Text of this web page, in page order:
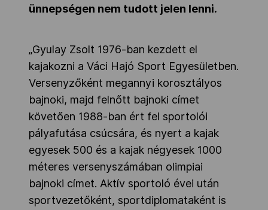
ünnepségen nem tudott jelen lenni.
„Gyulay Zsolt 1976-ban kezdett el
kajakozni a Váci Hajó Sport Egyesületben.
Versenyzőként megannyi korosztályos
bajnoki, majd felnőtt bajnoki címet
követően 1988-ban ért fel sportolói
pályafutása csúcsára, és nyert a kajak
egyesek 500 és a kajak négyesek 1000
méteres versenyszámában olimpiai
bajnoki címet. Aktív sportoló évei után
sportvezetőként, sportdiplomataként is